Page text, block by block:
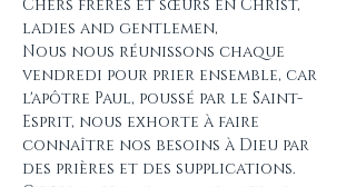
Chers frères et sœurs en Christ,
ladies and gentlemen,
Nous nous réunissons chaque
vendredi pour prier ensemble, car
l'apôtre Paul, poussé par le Saint-
Esprit, nous exhorte à faire
connaître nos besoins à Dieu par
des prières et des supplications.